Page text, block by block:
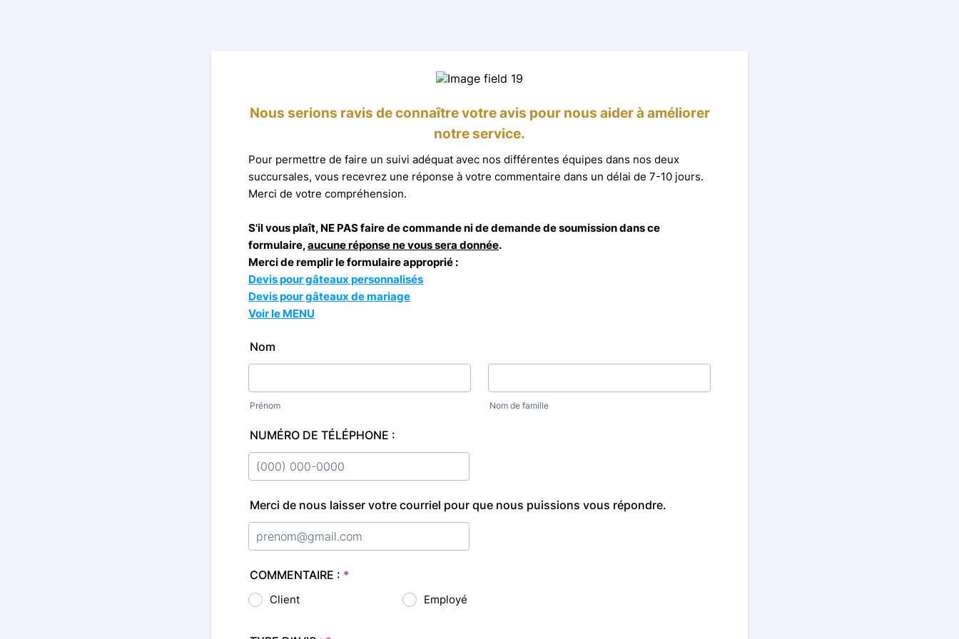
Nous serions ravis de connaître votre avis pour nous aider à améliorer
notre service.
Pour permettre de faire un suivi adéquat avec nos différentes équipes dans nos deux
succursales, vous recevrez une réponse à votre commentaire dans un délai de 7-10 jours.
Merci de votre compréhension.
S'il vous plaît, NE PAS faire de commande ni de demande de soumission dans ce
formulaire,aucune réponse ne vous sera donnée.
Merci de remplir le formulaire approprié :
Devis pour gâteaux personnalisés
Devis pourgâteaux de mariage
Voir le MENU
Nom
Prénom Nom de famille
NUMÉRO DE TÉLÉPHONE :
Merci de nous laisser votre courriel pour que nous puissions vous répondre.
COMMENTAIRE : *
Client Employé